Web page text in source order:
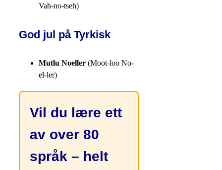
Vah-no-tseh)
God jul på Tyrkisk
Mutlu Noeller (Moot-loo No-
el-ler)
Vil du lære ett
av over 80
språk – helt